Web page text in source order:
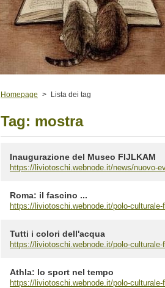
Homepage > Lista dei tag
Tag: mostra
Inaugurazione del Museo FIJLKAM
https://liviotoschi.webnode.it/news/nuovo-
Roma: il fascino ...
https://liviotoschi.webnode.it/polo-
Tutti i colori dell'acqua
https://liviotoschi.webnode.it/polo-
Athla: lo sport nel tempo
https://liviotoschi.webnode.it/polo-